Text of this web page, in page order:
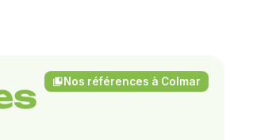
collections_bookmark Nos références à Colmar